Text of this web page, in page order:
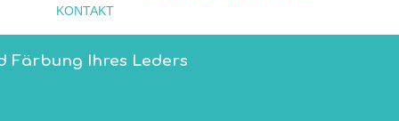
KONTAKT
Färbung Ihres Leders